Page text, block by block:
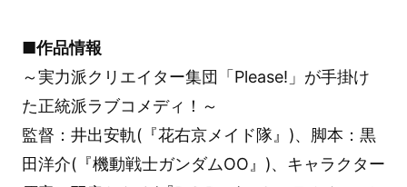
■作品情報
～実力派クリエイター集団「Please!」が手掛け
た正統派ラブコメディ！～
監督：井出安軌(『花右京メイド隊』)、脚本：黒
田洋介(『機動戦士ガンダムOO』)、キャラクター